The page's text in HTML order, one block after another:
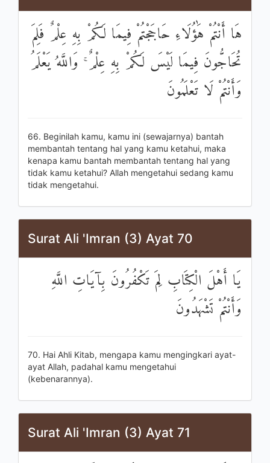
هَا أَنْتُمْ هَٰؤُلَاءِ حَاجَجْتُمْ فِيمَا لَكُمْ بِهِ عِلْمٌ فَلِمَ
تُحَاجُّونَ فِيمَا لَيْسَ لَكُمْ بِهِ عِلْمٌ ۚ وَاللَّهُ يَعْلَمُ
وَأَنْتُمْ لَا تَعْلَمُونَ
66. Beginilah kamu, kamu ini (sewajarnya) bantah
membantah tentang hal yang kamu ketahui, maka
kenapa kamu bantah membantah tentang hal yang
tidak kamu ketahui? Allah mengetahui sedang kamu
tidak mengetahui.
Surat Ali 'Imran (3) Ayat 70
يَا أَهْلَ الْكِتَابِ لِمَ تَكْفُرُونَ بِآيَاتِ اللَّهِ
وَأَنْتُمْ تَشْهَدُونَ
70. Hai Ahli Kitab, mengapa kamu mengingkari ayat-
ayat Allah, padahal kamu mengetahui
(kebenarannya).
Surat Ali 'Imran (3) Ayat 71